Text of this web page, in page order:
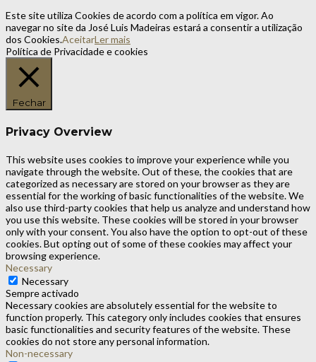
Este site utiliza Cookies de acordo com a política em vigor. Ao
navegar no site da José Luis Madeiras estará a consentir a utilização
dos Cookies.AceitarLer mais
Política de Privacidade e cookies
Fechar
Privacy Overview
This website uses cookies to improve your experience while you
navigate through the website. Out of these, the cookies that are
categorized as necessary are stored on your browser as they are
essential for the working of basic functionalities of the website. We
also use third-party cookies that help us analyze and understand how
you use this website. These cookies will be stored in your browser
only with your consent. You also have the option to opt-out of these
cookies. But opting out of some of these cookies may affect your
browsing experience.
Necessary
Necessary
Sempre activado
Necessary cookies are absolutely essential for the website to
function properly. This category only includes cookies that ensures
basic functionalities and security features of the website. These
cookies do not store any personal information.
Non-necessary